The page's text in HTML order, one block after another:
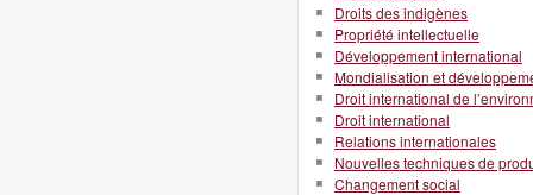
Droits des indigènes
Propriété intellectuelle
Développement international
Mondialisation et
Droit international de
Droit international
Relations internationales
Nouvelles techniques de
Changement social